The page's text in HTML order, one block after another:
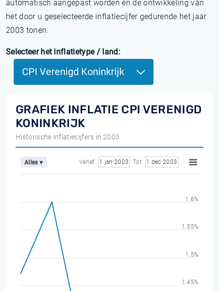
automatisch aangepast worden en de ontwikkeling van
het door u geselecteerde inflatiecijfer gedurende het jaar
2003 tonen.
Selecteer het inflatietype / land:
CPI Verenigd Koninkrijk
GRAFIEK INFLATIE CPI VERENIGD
KONINKRIJK
Historische inflatiecijfers in 2003
Alles ▾ Vanaf 1 jan 2003 Tot 1 dec 2003
1.45%
1.5%
1.55%
1.6%